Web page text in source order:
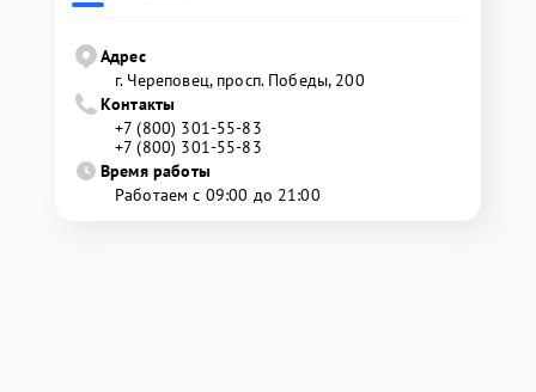
Адрес
г. Череповец, просп. Победы, 200
Контакты
+7 (800) 301-55-83
+7 (800) 301-55-83
Время работы
Работаем с 09:00 до 21:00